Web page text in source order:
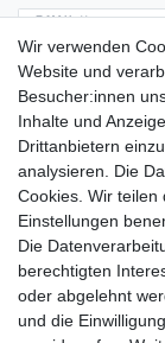
E-MAIL **
Hiermit bestätige ich,
Einwilligung kann ich
Widerrufs­recht
Wir verwenden
Website und
Besucher:innen
Inhalte und
Drittanbietern
analysieren. Die
Cookies. Wir teilen
Einstellungen
Die
berechtigten
oder abgelehnt
und die